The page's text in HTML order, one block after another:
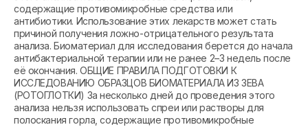
содержащие противомикробные средства или
антибиотики. Использование этих лекарств может стать
причиной получения ложно-отрицательного результата
анализа. Биоматериал для исследования берется до начала
антибактериальной терапии или не ранее 2–3 недель после
её окончания. ОБЩИЕ ПРАВИЛА ПОДГОТОВКИ К
ИССЛЕДОВАНИЮ ОБРАЗЦОВ БИОМАТЕРИАЛА ИЗ ЗЕВА
(РОТОГЛОТКИ) За несколько дней до проведения этого
анализа нельзя использовать спреи или растворы для
полоскания горла, содержащие противомикробные